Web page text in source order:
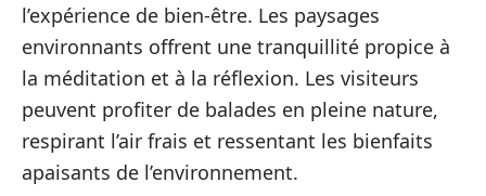
l’expérience de bien-être. Les paysages
environnants offrent une tranquillité propice à
la méditation et à la réflexion. Les visiteurs
peuvent profiter de balades en pleine nature,
respirant l’air frais et ressentant les bienfaits
apaisants de l’environnement.